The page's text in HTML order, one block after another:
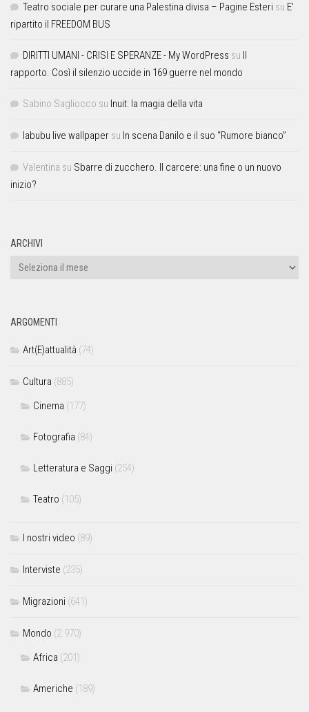
Teatro sociale per curare una Palestina divisa – Pagine Esteri su E’
ripartito il FREEDOM BUS
DIRITTI UMANI - CRISI E SPERANZE - My WordPress su Il
rapporto. Così il silenzio uccide in 169 guerre nel mondo
Sabino Sagliocco su Inuit: la magia della vita
labubu live wallpaper su In scena Danilo e il suo “Rumore bianco”
Valentina su Sbarre di zucchero. Il carcere: una fine o un nuovo
inizio?
ARCHIVI
ARGOMENTI
Art(E)attualità (74)
Cultura (885)
Cinema (177)
Fotografia (84)
Letteratura e Saggi (254)
Teatro (105)
I nostri video (89)
Interviste (235)
Migrazioni (641)
Mondo (2.970)
Africa (201)
Americhe (189)